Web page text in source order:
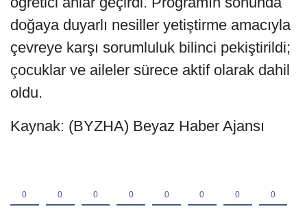
doğaya duyarlı nesiller yetiştirme amacıyla
çevreye karşı sorumluluk bilinci pekiştirildi;
çocuklar ve aileler sürece aktif olarak dahil
oldu.
Kaynak: (BYZHA) Beyaz Haber Ajansı